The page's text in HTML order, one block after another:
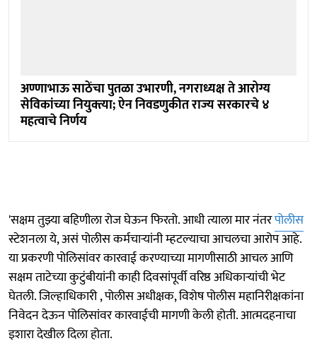
अण्णाभाऊ साठेंचा पुतळा उभारणी, नगराध्यक्ष ते आरोग्य
सेविकांच्या नियुक्त्या; ऐन निवडणुकीत राज्य सरकारचे ४
महत्वाचे निर्णय
'सक्षम तुझ्या बहिणीला रोज घेऊन फिरतो. आधी त्याला मार नंतरपोलीस
स्टेशनला ये, असं पोलीस कर्मचाऱ्यांनी म्हटल्याचा आचलचा आरोप आहे.
या प्रकरणी पोलिसांवर कारवाई करण्याच्या मागणीसाठी आचल आणि
सक्षम ताटेच्या कुटुंबीयांनी काही दिवसांपूर्वी वरिष्ठ अधिकाऱ्यांची भेट
घेतली. जिल्हाधिकारी , पोलीस अधीक्षक, विशेष पोलीस महानिरीक्षकांना
निवेदन देऊन पोलिसांवर कारवाईची मागणी केली होती. आत्मदहनाचा
इशारा देखील दिला होता.